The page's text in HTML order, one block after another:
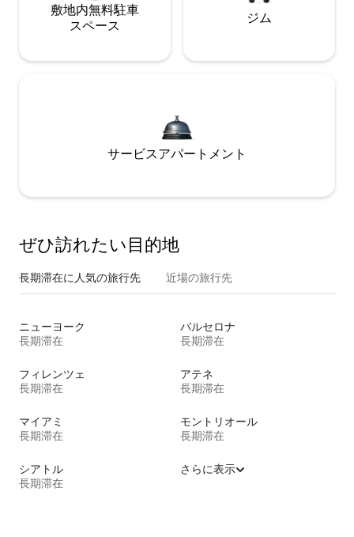
敷地内無料駐⁠車
ス⁠ペ⁠ー⁠ス
ジム
サービスアパートメント
ぜひ訪⁠れ⁠た⁠い目⁠的⁠地
長期滞在に人気の旅行先 近場の旅行先
ニューヨーク
長期滞在
バルセロナ
長期滞在
フィレンツェ
長期滞在
アテネ
長期滞在
マイアミ
長期滞在
モントリオール
長期滞在
シアトル
長期滞在
さらに表示